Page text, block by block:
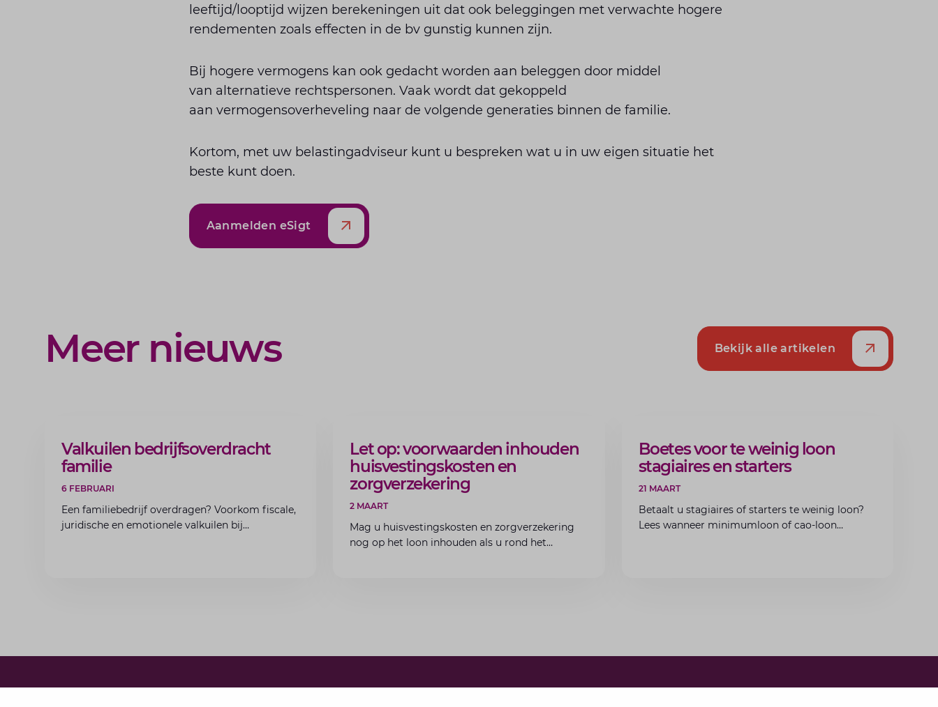
leeftijd/looptijd wijzen berekeningen uit dat ook beleggingen met verwachte hogere
rendementen zoals effecten in de bv gunstig kunnen zijn.
Bij hogere vermogens kan ook gedacht worden aan beleggen door middel
van alternatieve rechtspersonen. Vaak wordt dat gekoppeld
aan vermogensoverheveling naar de volgende generaties binnen de familie.
Kortom, met uw belastingadviseur kunt u bespreken wat u in uw eigen situatie het
beste kunt doen.
Aanmelden eSigt
Meer nieuws Bekijk alle artikelen
ARTIKEL
Valkuilen bedrijfsoverdracht
familie
6 FEBRUARI
Een familiebedrijf overdragen? Voorkom fiscale,
juridische en emotionele valkuilen bij
ARTIKEL
Let op: voorwaarden inhouden
huisvestingskosten en
zorgverzekering
2 MAART
Mag u huisvestingskosten en zorgverzekering
nog op het loon inhouden als u rond het
ARTIKEL
Boetes voor te weinig loon
stagiaires en starters
21 MAART
Betaalt u stagiaires of starters te weinig loon?
Lees wanneer minimumloon of cao-loon